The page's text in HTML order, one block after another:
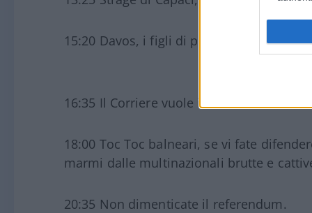
15:20 Davos, i figli di papà che vogliono
16:35 Il Corriere vuole il matrimonio Fdi
18:00 Toc Toc balneari, se vi fate
marmi dalle multinazionali brutte e
20:35 Non dimenticate il referendum.